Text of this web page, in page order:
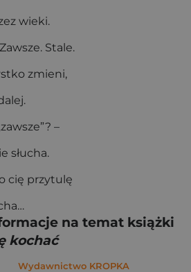
wieki.
Stale.
zmieni,
–
słucha.
cię przytulę
na temat książki
kochać
Wydawnictwo KROPKA